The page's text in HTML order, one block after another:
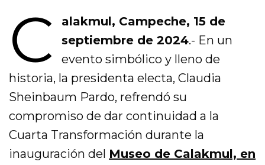
C
alakmul, Campeche, 15 de
septiembre de 2024.- En un
evento simbólico y lleno de
historia, la presidenta electa, Claudia
Sheinbaum Pardo, refrendó su
compromiso de dar continuidad a la
Cuarta Transformación durante la
inauguración del Museo de Calakmul, en